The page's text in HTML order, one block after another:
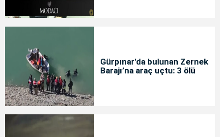
Gürpınar'da bulunan Zernek
Barajı’na araç uçtu: 3 ölü